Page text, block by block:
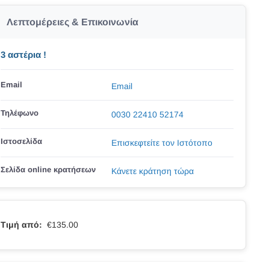
Λεπτομέρειες & Επικοινωνία
3 αστέρια !
Email Email
Τηλέφωνο 0030 22410 52174
Ιστοσελίδα Επισκεφτείτε τον Ιστότοπο
Σελίδα online κρατήσεων Κάνετε κράτηση τώρα
Τιμή από: €135.00